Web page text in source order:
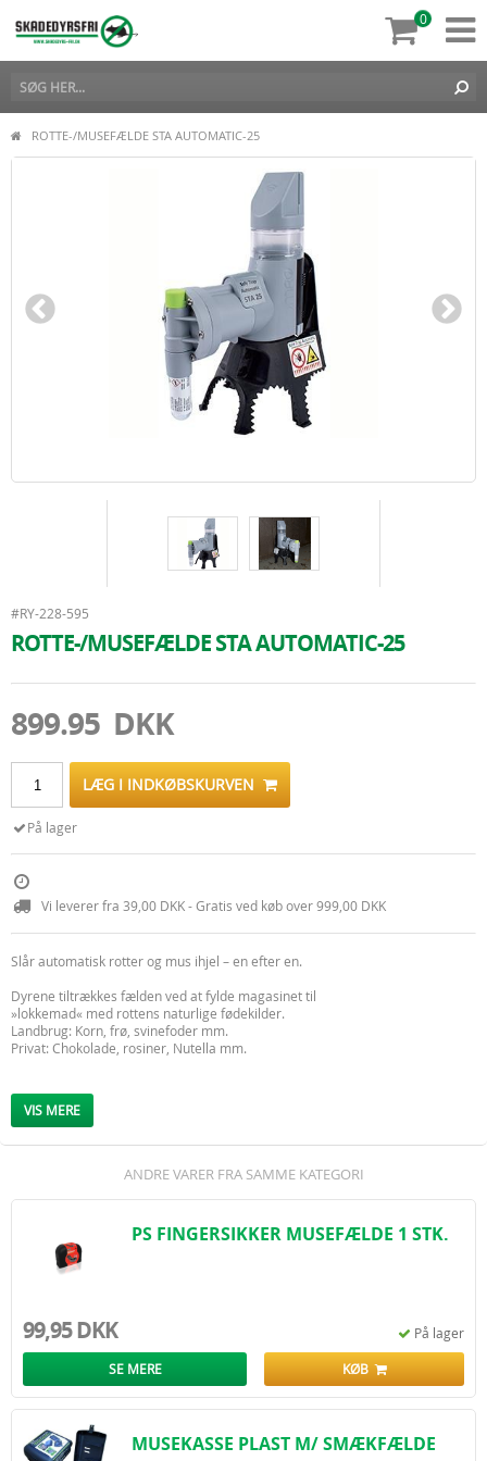
0
ROTTE-/MUSEFÆLDE STA AUTOMATIC-25
#RY-228-595
ROTTE-/MUSEFÆLDE STA AUTOMATIC-25
899.95 DKK
LÆG I INDKØBSKURVEN
På lager
Vi leverer fra 39,00 DKK - Gratis ved køb over 999,00 DKK
Slår automatisk rotter og mus ihjel – en efter en.
Dyrene tiltrækkes fælden ved at fylde magasinet til
»lokkemad« med rottens naturlige fødekilder.
Landbrug: Korn, frø, svinefoder mm.
Privat: Chokolade, rosiner, Nutella mm.
være velegnet. (5 stk. voksblokke, korn/mel baseret)
Lyset gør rotten nysgerrig og fremmer lysten til at
Den gennemsigtige top har ventilation som spreder
Fælden har integreret stige, så mus og rotter nemt kan
kravle op i fælden. Når dyrene stikker hovedet op i fælden
De døde mus/rotter falder til jorden og bliver fjernet af
ræv, kat, rovfugl eller lign.
Gasbeholderen kan skyde min 25 gange før den skal skiftes.
Fælden leveres med et monteringsbeslag, som er nemt
at montere på f.eks. et træ eller en træstolpe.
Er udstyret med NFC baseret sensor som bl.a. registrerer
dato og tid for hvert skud.
VIS MERE
ANDRE VARER FRA SAMME KATEGORI
PS FINGERSIKKER MUSEFÆLDE 1 STK.
99,95 DKK På lager
SE MERE KØB
MUSEKASSE PLAST M/ SMÆKFÆLDE